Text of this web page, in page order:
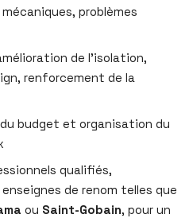
problèmes
de l’isolation,
renforcement de la
budget et organisation du
qualifiés,
de renom telles que
ou Saint-Gobain, pour un